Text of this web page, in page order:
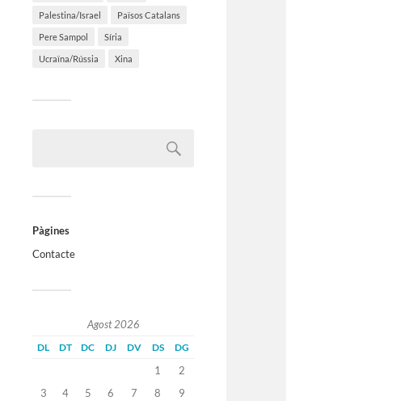
Palestina/Israel Països Catalans
Pere Sampol Síria
Ucraïna/Rússia Xina
Pàgines
Contacte
Agost 2026
DL DT DC DJ DV DS DG
1
2
3
4 5 6 7 8
9